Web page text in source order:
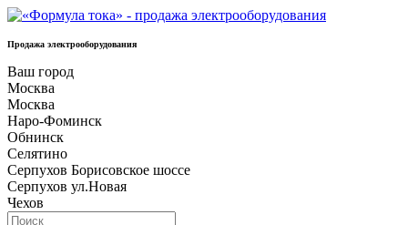
Продажа электрооборудования
Ваш город
Москва
Москва
Наро-Фоминск
Обнинск
Селятино
Серпухов Борисовское шоссе
Серпухов ул.Новая
Чехов